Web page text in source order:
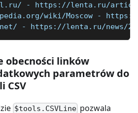
- https://lenta.ru/
wiki/Moscow -
- https://lenta.ru/news/
obecności linków
parametrów do
CSV
$tools.CSVLine pozwala